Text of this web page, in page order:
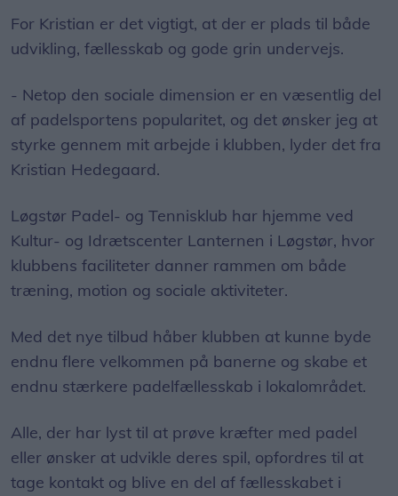
For Kristian er det vigtigt, at der er plads til både
udvikling, fællesskab og gode grin undervejs.
- Netop den sociale dimension er en væsentlig del
af padelsportens popularitet, og det ønsker jeg at
styrke gennem mit arbejde i klubben, lyder det fra
Kristian Hedegaard.
Løgstør Padel- og Tennisklub har hjemme ved
Kultur- og Idrætscenter Lanternen i Løgstør, hvor
klubbens faciliteter danner rammen om både
træning, motion og sociale aktiviteter.
Med det nye tilbud håber klubben at kunne byde
endnu flere velkommen på banerne og skabe et
endnu stærkere padelfællesskab i lokalområdet.
Alle, der har lyst til at prøve kræfter med padel
eller ønsker at udvikle deres spil, opfordres til at
tage kontakt og blive en del af fællesskabet i